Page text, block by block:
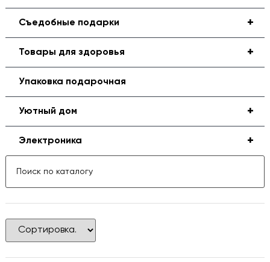
+
Съедобные подарки
+
Товары для здоровья
Упаковка подарочная
+
Уютный дом
+
Электроника